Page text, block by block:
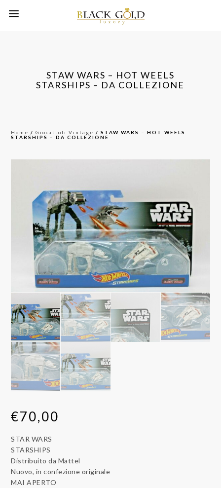
STAW WARS – HOT WEELS
STARSHIPS – DA COLLEZIONE
Home /Giocattoli Vintage / STAW WARS – HOT WEELS
STARSHIPS – DA COLLEZIONE
€70,00
STAR WARS
STARSHIPS
Distribuito da Mattel
Nuovo, in confezione originale
MAI APERTO